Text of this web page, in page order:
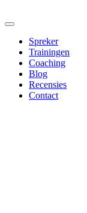
Spreker
Trainingen
Coaching
Blog
Recensies
Contact